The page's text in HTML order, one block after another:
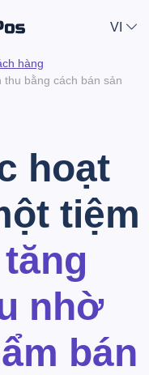
VI
hàng
bằng cách bán sản
hoạt
tiệm
tăng
nhờ
bán